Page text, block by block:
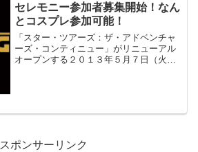
セレモニー参加者募集開始！なん
とコスプレ参加可能！
「スター・ツアーズ：ザ・アドベンチャ
ーズ・コンティニュー」がリニューアル
オープンする２０１３年５月７日（火）
スポンサーリンク